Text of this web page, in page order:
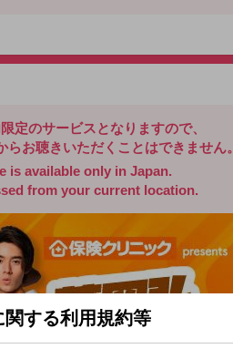
定のサービスとなりますので、
お聴きいただくことはできません。
is available only in Japan.
from your current location.
する利用規約等